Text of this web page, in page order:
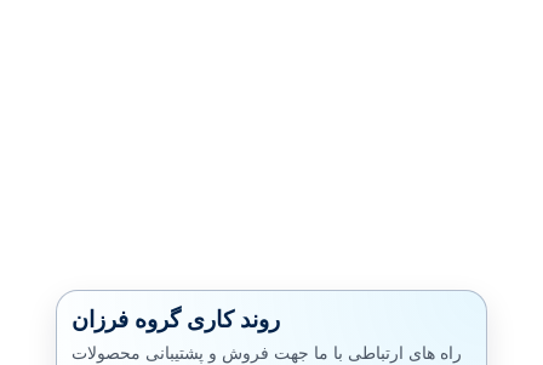
روند کاری گروه فرزان
راه های ارتباطی با ما جهت فروش و پشتیبانی محصولات